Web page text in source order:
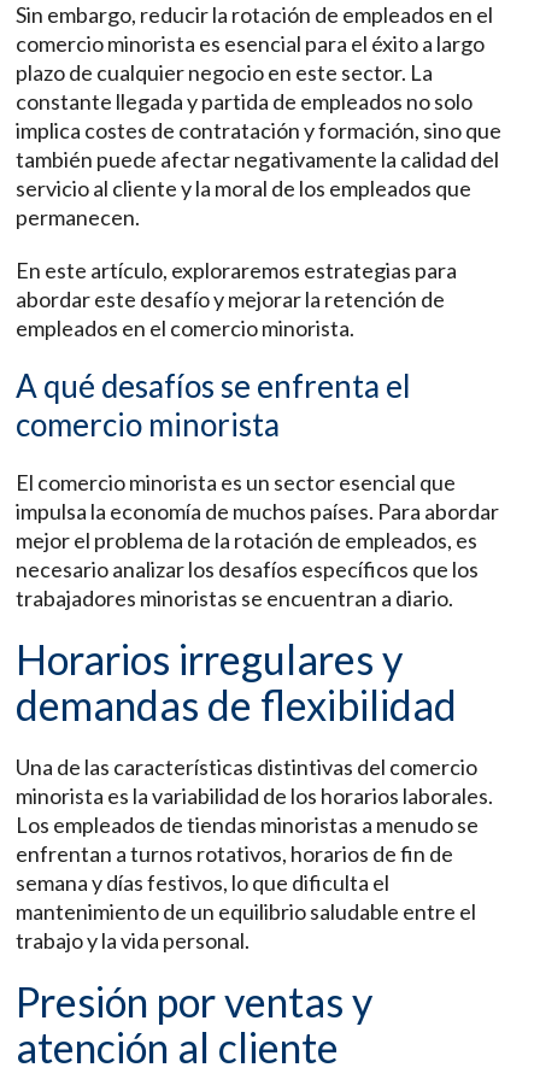
Sin embargo, reducir la rotación de empleados en el
comercio minorista es esencial para el éxito a largo
plazo de cualquier negocio en este sector. La
constante llegada y partida de empleados no solo
implica costes de contratación y formación, sino que
también puede afectar negativamente la calidad del
servicio al cliente y la moral de los empleados que
permanecen.
En este artículo, exploraremos estrategias para
abordar este desafío y mejorar la retención de
empleados en el comercio minorista.
A qué desafíos se enfrenta el
comercio minorista
El comercio minorista es un sector esencial que
impulsa la economía de muchos países. Para abordar
mejor el problema de la rotación de empleados, es
necesario analizar los desafíos específicos que los
trabajadores minoristas se encuentran a diario.
Horarios irregulares y
demandas de flexibilidad
Una de las características distintivas del comercio
minorista es la variabilidad de los horarios laborales.
Los empleados de tiendas minoristas a menudo se
enfrentan a turnos rotativos, horarios de fin de
semana y días festivos, lo que dificulta el
mantenimiento de un equilibrio saludable entre el
trabajo y la vida personal.
Presión por ventas y
atención al cliente